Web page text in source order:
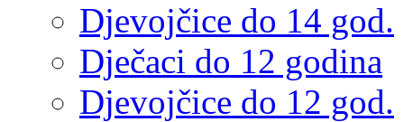
Djevojčice do 14 god.
Dječaci do 12 godina
Djevojčice do 12 god.